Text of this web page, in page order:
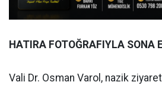
HATIRA FOTOĞRAFIYLA SONA
Vali Dr. Osman Varol, nazik